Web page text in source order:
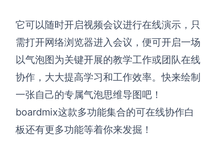
它可以随时开启视频会议进行在线演示，只
需打开网络浏览器进入会议，便可开启一场
以气泡图为关键开展的教学工作或团队在线
协作，大大提高学习和工作效率。快来绘制
一张自己的专属气泡思维导图吧！
boardmix这款多功能集合的可在线协作白
板还有更多功能等着你来发掘！